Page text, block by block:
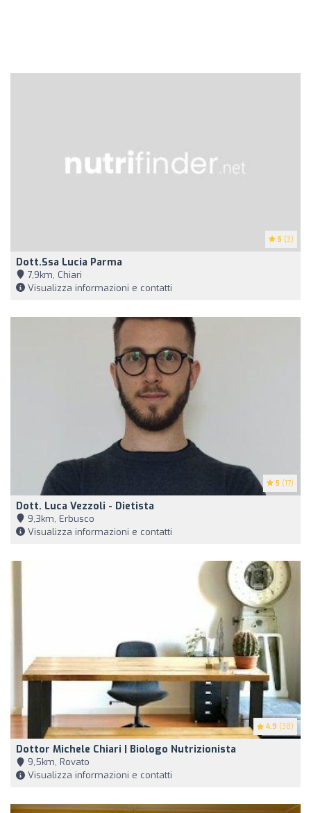
5 (3)
Dott.ssa Lucia Parma
7,9km, Chiari
Visualizza informazioni e contatti
5 (17)
Dott. Luca Vezzoli - Dietista
9,3km, Erbusco
Visualizza informazioni e contatti
4.9 (38)
Dottor Michele Chiari | Biologo Nutrizionista
9,5km, Rovato
Visualizza informazioni e contatti